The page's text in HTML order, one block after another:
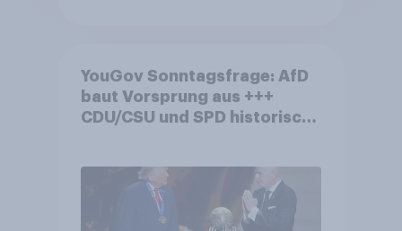
YouGov Sonntagsfrage: AfD
baut Vorsprung aus +++
CDU/CSU und SPD historisch
Fußball-WM ohne Politik